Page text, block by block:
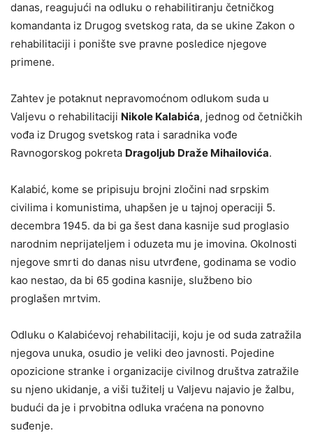
danas, reagujući na odluku o rehabilitiranju četničkog
komandanta iz Drugog svetskog rata, da se ukine Zakon o
rehabilitaciji i ponište sve pravne posledice njegove
primene.
Zahtev je potaknut nepravomoćnom odlukom suda u
Valjevu o rehabilitaciji Nikole Kalabića, jednog od četničkih
vođa iz Drugog svetskog rata i saradnika vođe
Ravnogorskog pokreta Dragoljub Draže Mihailovića.
Kalabić, kome se pripisuju brojni zločini nad srpskim
civilima i komunistima, uhapšen je u tajnoj operaciji 5.
decembra 1945. da bi ga šest dana kasnije sud proglasio
narodnim neprijateljem i oduzeta mu je imovina. Okolnosti
njegove smrti do danas nisu utvrđene, godinama se vodio
kao nestao, da bi 65 godina kasnije, službeno bio
proglašen mrtvim.
Odluku o Kalabićevoj rehabilitaciji, koju je od suda zatražila
njegova unuka, osudio je veliki deo javnosti. Pojedine
opozicione stranke i organizacije civilnog društva zatražile
su njeno ukidanje, a viši tužitelj u Valjevu najavio je žalbu,
budući da je i prvobitna odluka vraćena na ponovno
suđenje.